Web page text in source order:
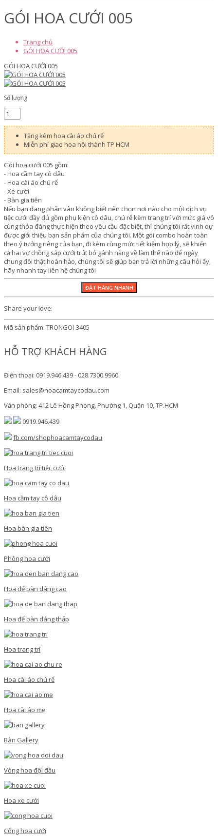
GÓI HOA CƯỚI 005
Trang chủ
GÓI HOA CƯỚI 005
GÓI HOA CƯỚI 005
Số lượng
Tặng kèm hoa cài áo chú rể
Miễn phí giao hoa nội thành TP HCM
Gói hoa cưới 005 gồm:
- Hoa cầm tay cô dâu
- Hoa cài áo chú rể
- Xe cưới
- Bàn gia tiên
Nếu bạn đang phân vân không biết nên chọn nơi nào cho một dịch vụ
tiệc cưới đầy đủ gồm phụ kiện cô dâu, chú rể kèm trang trí với mức giá vô
cùng thỏa đáng thực hiện theo yêu cầu đặc biệt, thì chúng tôi rất vinh dự
được giới thiệu bạn sản phẩm của chúng tôi. Một gói combo hoàn toàn
theo ý tưởng riêng của bạn, đi kèm cùng mức tiết kiệm hợp lý, sẽ khiến
cả hai vợ chồng sắp cưới trút bỏ gánh nặng về làm thế nào để ngày
chung đôi thật hoàn hảo, chúng tôi sẽ giúp bạn trả lời những câu hỏi ấy,
hãy nhanh tay liên hệ chúng tôi
Share your love:
Mã sản phẩm: TRONGOI-3405
HỖ TRỢ KHÁCH HÀNG
Điện thoại: 0919.946.439 - 028.7300.9960
Email: sales@hoacamtaycodau.com
Văn phòng: 412 Lê Hồng Phong, Phường 1, Quận 10, TP.HCM
0919.946.439
fb.com/shophoacamtaycodau
Hoa trang trí tiệc cưới
Hoa cầm tay cô dâu
Hoa bàn gia tiên
Phông hoa cưới
Hoa để bàn dáng cao
Hoa để bàn dáng thấp
Hoa trang trí
Hoa cài áo chú rể
Hoa cài áo mẹ
Bàn Gallery
Vòng hoa đội đầu
Hoa xe cưới
Cổng hoa cưới